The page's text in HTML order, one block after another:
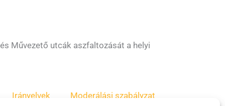
Művezető utcák aszfaltozását a helyi
Irányelvek Moderálási szabályzat